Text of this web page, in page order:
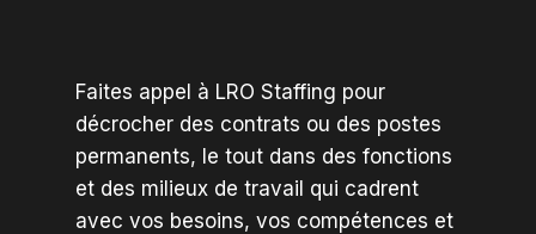
Faites appel à LRO Staffing pour
décrocher des contrats ou des postes
permanents, le tout dans des fonctions
et des milieux de travail qui cadrent
avec vos besoins, vos compétences et